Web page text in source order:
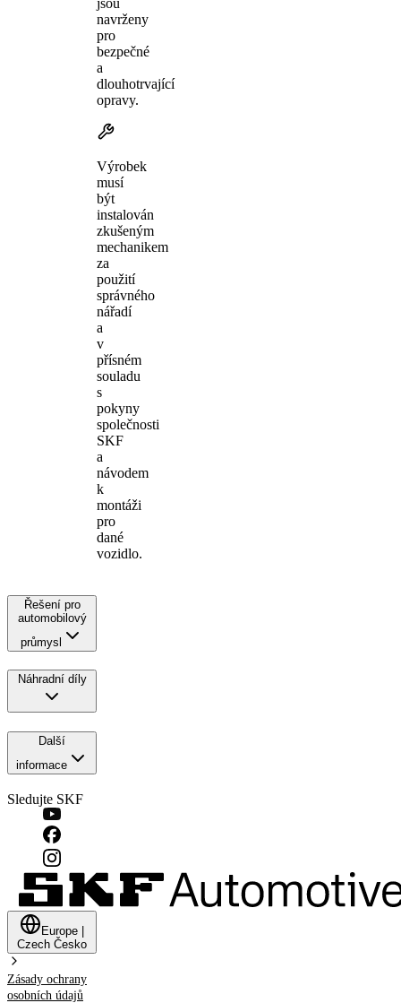
navrženy
pro
bezpečné
a
dlouhotrvající
opravy.
Výrobek
musí
být
instalován
zkušeným
mechanikem
za
použití
správného
nářadí
a
v
přísném
souladu
s
pokyny
společnosti
SKF
a
návodem
k
montáži
pro
dané
vozidlo.
Řešení pro
automobilový
průmysl
Náhradní díly
Další
informace
Sledujte SKF
Europe
Czech Česko
Zásady ochrany
osobních údajů